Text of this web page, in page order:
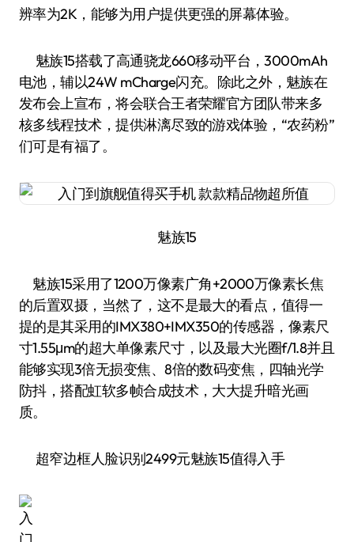
辨率为2K，能够为用户提供更强的屏幕体验。
魅族15搭载了高通骁龙660移动平台，3000mAh
电池，辅以24W mCharge闪充。除此之外，魅族在
发布会上宣布，将会联合王者荣耀官方团队带来多
核多线程技术，提供淋漓尽致的游戏体验，“农药粉”
们可是有福了。
魅族15
魅族15采用了1200万像素广角+2000万像素长焦
的后置双摄，当然了，这不是最大的看点，值得一
提的是其采用的IMX380+IMX350的传感器，像素尺
寸1.55μm的超大单像素尺寸，以及最大光圈f/1.8并且
能够实现3倍无损变焦、8倍的数码变焦，四轴光学
防抖，搭配虹软多帧合成技术，大大提升暗光画
质。
超窄边框人脸识别2499元魅族15值得入手